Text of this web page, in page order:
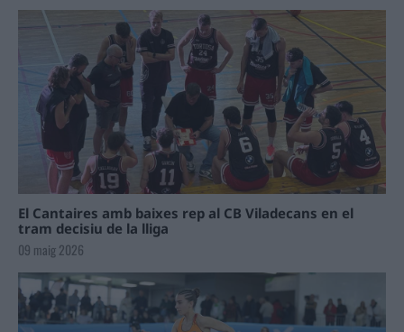
El Cantaires amb baixes rep al CB Viladecans en el
tram decisiu de la lliga
09 maig 2026